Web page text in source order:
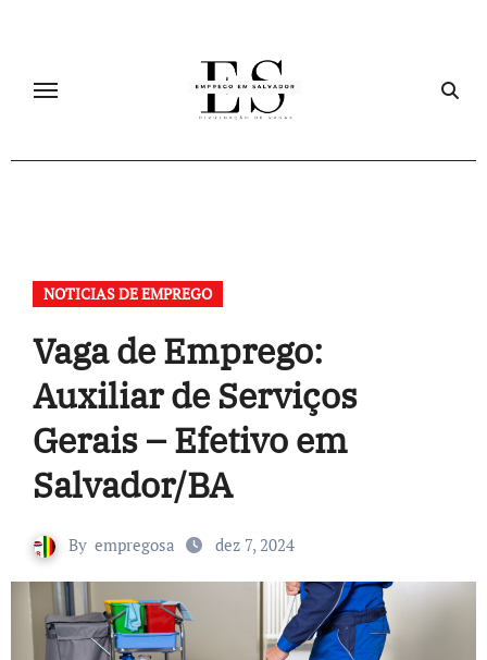
NOTICIAS DE EMPREGO
Vaga de Emprego:
Auxiliar de Serviços
Gerais – Efetivo em
Salvador/BA
By empregosa dez 7, 2024